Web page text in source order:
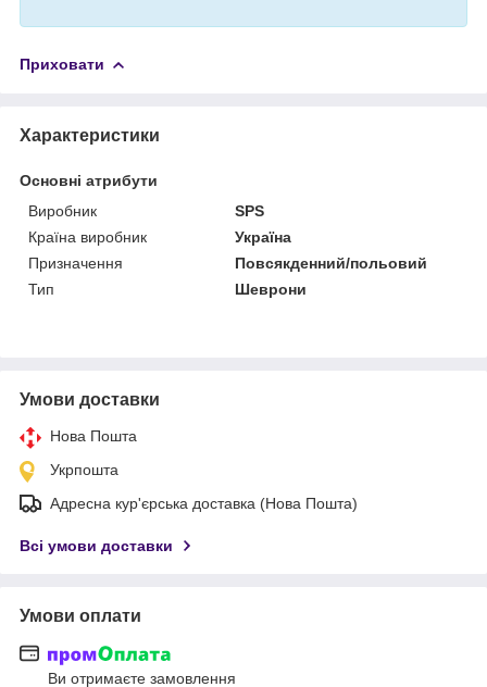
Приховати
Характеристики
Основні атрибути
Виробник
SPS
Країна виробник
Україна
Призначення
Повсякденний/польовий
Тип
Шеврони
Умови доставки
Нова Пошта
Укрпошта
Адресна кур'єрська доставка (Нова Пошта)
Всі умови доставки
Умови оплати
Ви отримаєте замовлення